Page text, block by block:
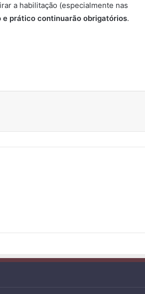
a habilitação (especialmente nas
e prático continuarão obrigatórios.